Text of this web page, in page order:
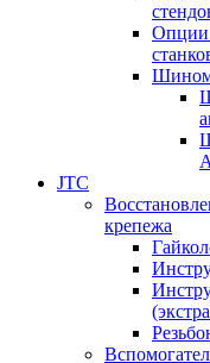
Опции
JTC
крепежа